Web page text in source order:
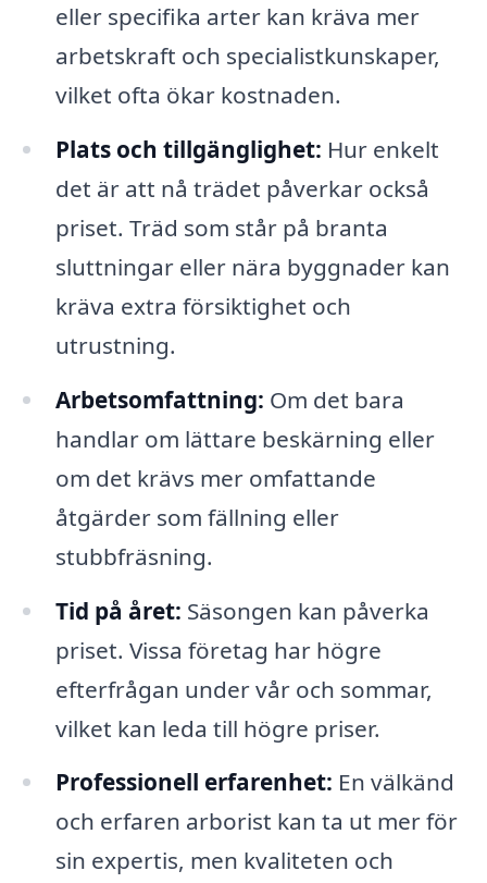
eller specifika arter kan kräva mer
arbetskraft och specialistkunskaper,
vilket ofta ökar kostnaden.
Plats och tillgänglighet: Hur enkelt
det är att nå trädet påverkar också
priset. Träd som står på branta
sluttningar eller nära byggnader kan
kräva extra försiktighet och
utrustning.
Arbetsomfattning: Om det bara
handlar om lättare beskärning eller
om det krävs mer omfattande
åtgärder som fällning eller
stubbfräsning.
Tid på året: Säsongen kan påverka
priset. Vissa företag har högre
efterfrågan under vår och sommar,
vilket kan leda till högre priser.
Professionell erfarenhet: En välkänd
och erfaren arborist kan ta ut mer för
sin expertis, men kvaliteten och